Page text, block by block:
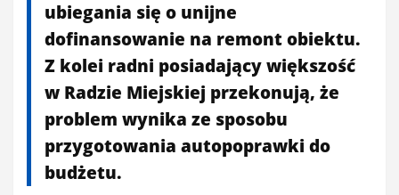
ubiegania się o unijne
dofinansowanie na remont obiektu.
Z kolei radni posiadający większość
w Radzie Miejskiej przekonują, że
problem wynika ze sposobu
przygotowania autopoprawki do
budżetu.